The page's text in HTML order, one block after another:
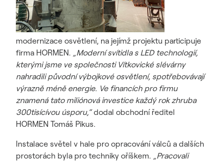
modernizace osvětlení, na jejímž projektu participuje
firma HORMEN. „Moderní svítidla s LED technologií,
kterými jsme ve společnosti Vítkovické slévárny
nahradili původní výbojkové osvětlení, spotřebovávají
výrazně méně energie. Ve financích pro firmu
znamená tato miliónová investice každý rok zhruba
300tisícívou úsporu,“dodal obchodní ředitel
HORMEN Tomáš Pikus.
Instalace světel v hale pro opracování válců a dalších
prostorách byla pro techniky oříškem. „Pracovali